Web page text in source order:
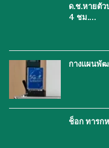
ด.ช.หายตัว
4 ชม.…
กางแผนพั
ช็อก ทารก